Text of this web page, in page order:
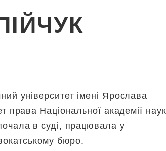
університет імені Ярослава
права Національної академії наук
в суді, працювала у
бюро.